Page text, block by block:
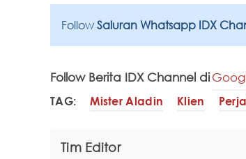
Follow Saluran Whatsapp IDX
Follow Berita IDX Channel di
TAG: Mister Aladin Klien
Tim Editor